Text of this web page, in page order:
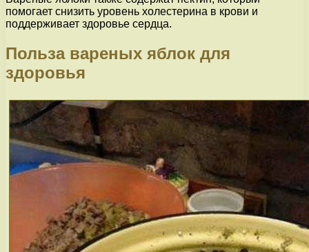
помогает снизить уровень холестерина в крови и
поддерживает здоровье сердца.
Польза вареных яблок для
здоровья